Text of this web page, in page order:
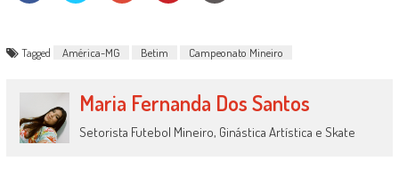
Tagged América-MG Betim Campeonato Mineiro
Maria Fernanda Dos Santos
Setorista Futebol Mineiro, Ginástica Artística e Skate